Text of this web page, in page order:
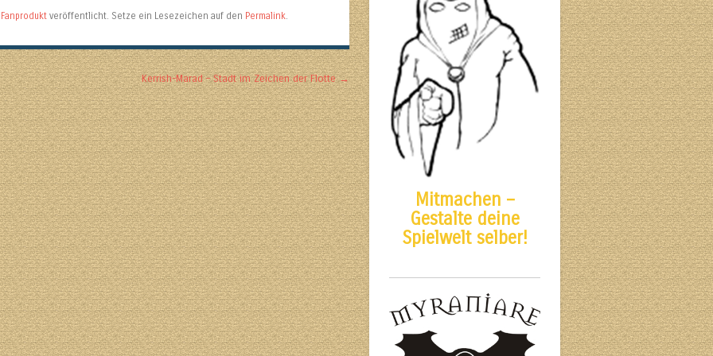
Fanprodukt veröffentlicht. Setze ein Lesezeichen auf den Permalink.
Kerrish-Marad – Stadt im Zeichen der Flotte→
Mitmachen –
Gestalte deine
Spielwelt selber!